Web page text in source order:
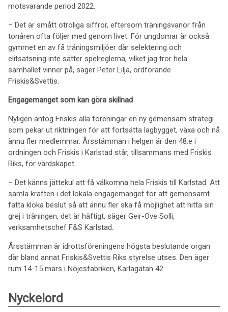
motsvarande period 2022.
– Det är smått otroliga siffror, eftersom träningsvanor från
tonåren ofta följer med genom livet. För ungdomar är också
gymmet en av få träningsmiljöer där selektering och
elitsatsning inte sätter spelreglerna, vilket jag tror hela
samhället vinner på, säger Peter Lilja, ordförande
Friskis&Svettis.
Engagemanget som kan göra skillnad
Nyligen antog Friskis alla föreningar en ny gemensam strategi
som pekar ut riktningen för att fortsätta lagbygget, växa och nå
ännu fler medlemmar. Årsstämman i helgen är den 48:e i
ordningen och Friskis i Karlstad står, tillsammans med Friskis
Riks, för värdskapet.
– Det känns jättekul att få välkomna hela Friskis till Karlstad. Att
samla kraften i det lokala engagemanget för att gemensamt
fatta kloka beslut så att ännu fler ska få möjlighet att hitta sin
grej i träningen, det är häftigt, säger Geir-Ove Solli,
verksamhetschef F&S Karlstad.
Årsstämman är idrottsföreningens högsta beslutande organ
där bland annat Friskis&Svettis Riks styrelse utses. Den äger
rum 14-15 mars i Nöjesfabriken, Karlagatan 42.
Nyckelord